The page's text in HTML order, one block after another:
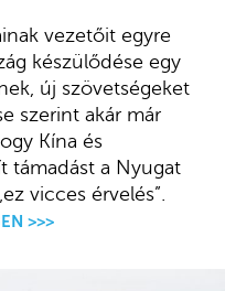
vezetőit egyre
készülődése egy
új szövetségeket
szerint akár már
Kína és
támadást a Nyugat
vicces érvelés”.
>>>